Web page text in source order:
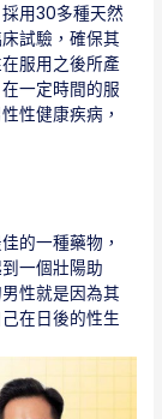
採用30多種天然
試驗，確保其
服用之後所產
一定時間的服
性健康疾病，
的一種藥物，
一個壯陽助
性就是因為其
在日後的性生